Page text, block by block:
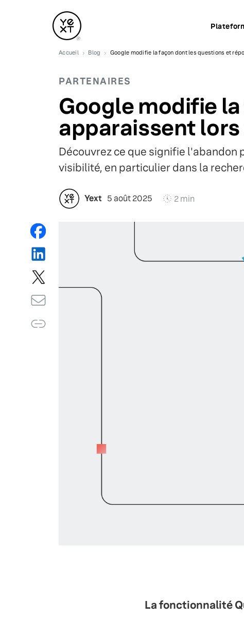
Accueil Blog Google modifie la façon dont les questions et
PARTENAIRES
Google modifie
apparaissent
Découvrez ce que signifie
visibilité, en particulier dans la
Yext 5 août 2025 2 min
La fonctionnalité